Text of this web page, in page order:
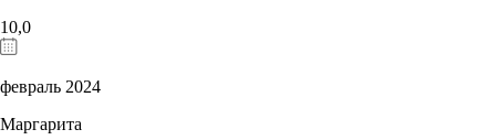
10,0
февраль 2024
Маргарита